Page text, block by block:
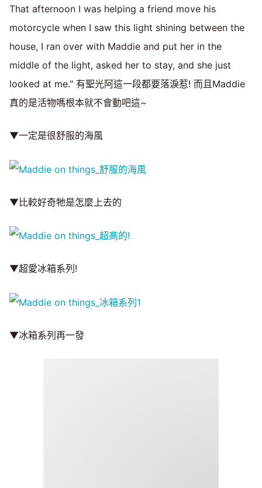
That afternoon I was helping a friend move his
motorcycle when I saw this light shining between the
house, I ran over with Maddie and put her in the
middle of the light, asked her to stay, and she just
looked at me." 有聖光阿這一段都要落淚惹! 而且Maddie
真的是活物嗎根本就不會動吧這~
▼一定是很舒服的海風
▼比較好奇牠是怎麼上去的
▼超愛冰箱系列!
▼冰箱系列再一發